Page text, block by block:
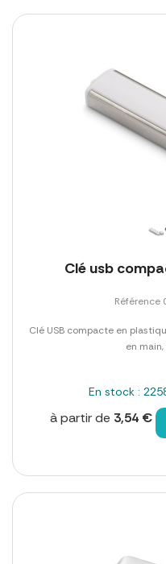
Clé usb
Référence
Clé USB compacte en
en
En stock :
à partir de 3,54 €